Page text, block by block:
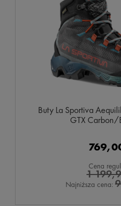
Buty La Sportiva
GTX Carbon/
Cena
1
Najniższa cena: